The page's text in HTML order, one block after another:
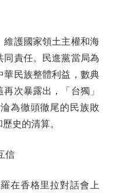
護國家領土主權和海
同責任。民進黨當局為
華民族整體利益，數典
次暴露出，「台獨」
為徹頭徹尾的民族敗
史的清算。
信
香格里拉對話會上